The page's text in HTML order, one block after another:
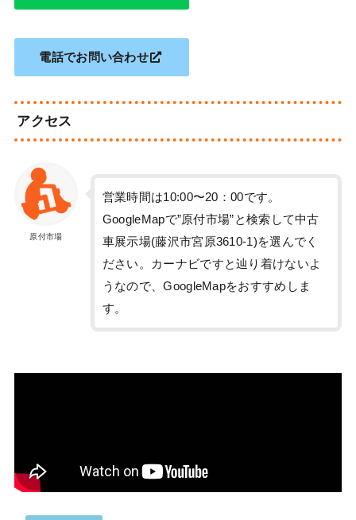
電話でお問い合わせ
アクセス
原付市場
営業時間は10:00〜20：00です。
GoogleMapで”原付市場”と検索して中古
車展示場(藤沢市宮原3610-1)を選んでく
ださい。カーナビですと辿り着けないよ
うなので、GoogleMapをおすすめしま
す。